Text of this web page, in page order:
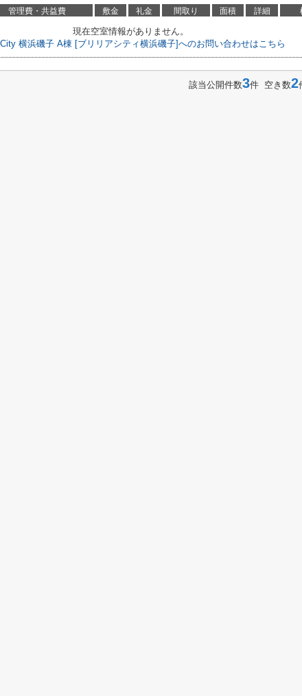
管理費・共益費 敷金 礼金 間取り 面積 詳細
現在空室情報がありません。
横浜磯子 A棟 [ブリリアシティ横浜磯子]へのお問い合わせはこちら
該当公開件数3件 空き数2